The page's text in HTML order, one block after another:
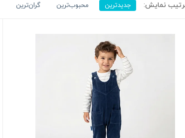
نمایش: جدیدترین محبوب‌ترین گران‌ترین